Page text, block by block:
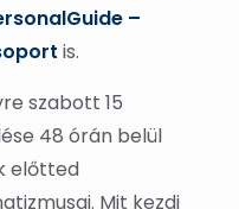
–
is.
szabott 15
48 órán belül
előtted
Mit kezdj